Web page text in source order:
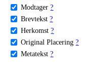
Modtager ?
Brevtekst ?
Herkomst ?
Original Placering ?
Metatekst ?